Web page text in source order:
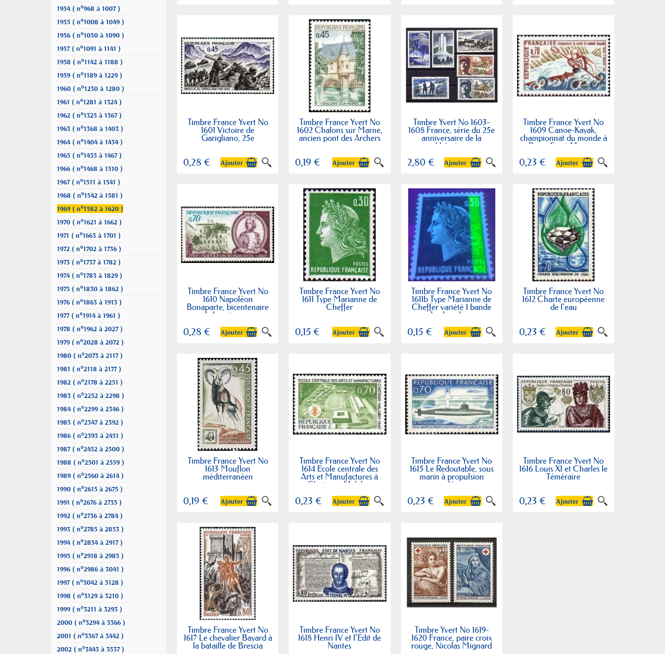
1954 ( n°968 à 1007 )
1955 ( n°1008 à 1049 )
1956 ( n°1050 à 1090 )
1957 ( n°1091 à 1141 )
1958 ( n°1142 à 1188 )
1959 ( n°1189 à 1229 )
1960 ( n°1230 à 1280 )
1961 ( n°1281 à 1324 )
1962 ( n°1325 à 1367 )
1963 ( n°1368 à 1403 )
1964 ( n°1404 à 1434 )
1965 ( n°1435 à 1467 )
1966 ( n°1468 à 1510 )
1967 ( n°1511 à 1541 )
1968 ( n°1542 à 1581 )
1969 ( n°1582 à 1620 )
1970 ( n°1621 à 1662 )
1971 ( n°1663 à 1701 )
1972 ( n°1702 à 1736 )
1973 ( n°1737 à 1782 )
1974 ( n°1783 à 1829 )
1975 ( n°1830 à 1862 )
1976 ( n°1863 à 1913 )
1977 ( n°1914 à 1961 )
1978 ( n°1962 à 2027 )
1979 ( n°2028 à 2072 )
1980 ( n°2073 à 2117 )
1981 ( n°2118 à 2177 )
1982 ( n°2178 à 2251 )
1983 ( n°2252 à 2298 )
1984 ( n°2299 à 2346 )
1985 ( n°2347 à 2392 )
1986 ( n°2393 à 2451 )
1987 ( n°2452 à 2500 )
1988 ( n°2501 à 2559 )
1989 ( n°2560 à 2614 )
1990 ( n°2615 à 2675 )
1991 ( n°2676 à 2735 )
1992 ( n°2736 à 2784 )
1993 ( n°2785 à 2853 )
1994 ( n°2854 à 2917 )
1995 ( n°2918 à 2985 )
1996 ( n°2986 à 3041 )
1997 ( n°3042 à 3128 )
1998 ( n°3129 à 3210 )
1999 ( n°3211 à 3293 )
2000 ( n°3294 à 3366 )
2001 ( n°3367 à 3442 )
2002 ( n°3443 à 3537 )
Timbre France Yvert No
1601 Victoire de
Garigliano, 25e
anniversaire
0,28 € Ajouter
Timbre France Yvert No
1602 Chalons sur Marne,
ancien pont des Archers
0,19 € Ajouter
Timbre Yvert No 1603-
1608 France, série du 25e
anniversaire de la
libération
2,80 € Ajouter
Timbre France Yvert No
1609 Canoe-Kayak,
championnat du monde à
Boug-Saint-Maurice
0,23 € Ajouter
Timbre France Yvert No
1610 Napoléon
Bonaparte, bicentenaire
de la naissance
0,28 € Ajouter
Timbre France Yvert No
1611 Type Marianne de
Cheffer
0,15 € Ajouter
Timbre France Yvert No
1611b Type Marianne de
Cheffer variété 1 bande
de phosphore
0,15 € Ajouter
Timbre France Yvert No
1612 Charte européenne
de l'eau
0,23 € Ajouter
Timbre France Yvert No
1613 Mouflon
méditerranéen
0,19 € Ajouter
Timbre France Yvert No
1614 Ecole centrale des
Arts et Manufactures à
Chatenay-Malabry
0,23 € Ajouter
Timbre France Yvert No
1615 Le Redoutable, sous
marin à propulsion
nucléaire
0,23 € Ajouter
Timbre France Yvert No
1616 Louis XI et Charles le
Téméraire
0,23 € Ajouter
Timbre France Yvert No
1617 Le chevalier Bayard à
la bataille de Brescia
Timbre France Yvert No
1618 Henri IV et l'Edit de
Nantes
Timbre Yvert No 1619-
1620 France, paire croix
rouge, Nicolas Mignard